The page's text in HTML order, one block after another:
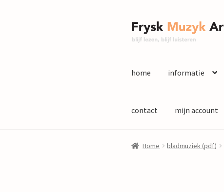
Ga
door
Ga
naar
home
informatie
contact mijn account
Home bladmuziek (pdf)